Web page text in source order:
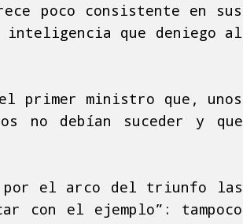
poco consistente en sus
que deniego al
primer ministro que, unos
no debían suceder y que
por el arco del triunfo las
con el ejemplo”: tampoco